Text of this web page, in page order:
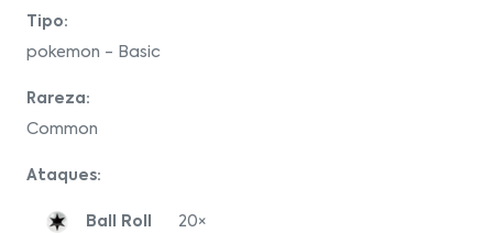
Tipo:
pokemon - Basic
Rareza:
Common
Ataques:
Ball Roll 20×